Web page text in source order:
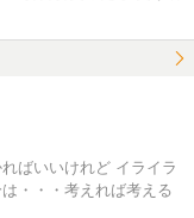
ばいいけれど イライラ
・・・考えれば考える